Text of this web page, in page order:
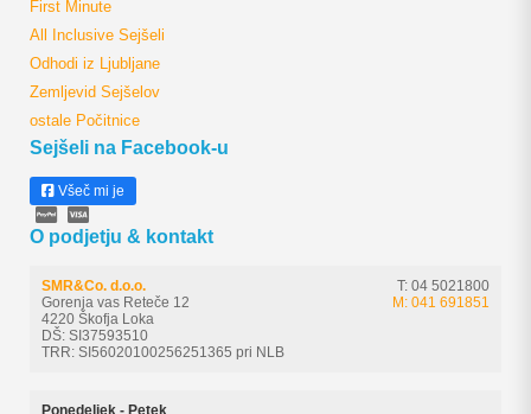
First Minute
All Inclusive Sejšeli
Odhodi iz Ljubljane
Zemljevid Sejšelov
ostale Počitnice
Sejšeli na Facebook-u
Všeč mi je
O podjetju & kontakt
SMR&Co. d.o.o.
Gorenja vas Reteče 12
4220 Škofja Loka
DŠ: SI37593510
TRR: SI56020100256251365 pri NLB
T: 04 5021800
M: 041 691851
Ponedeljek - Petek